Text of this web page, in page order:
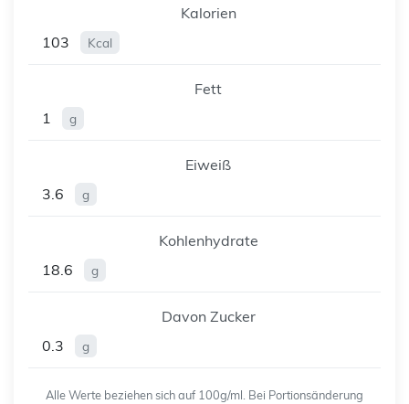
Kalorien
103
Kcal
Fett
1
g
Eiweiß
3.6
g
Kohlenhydrate
18.6
g
Davon Zucker
0.3
g
Alle Werte beziehen sich auf 100g/ml. Bei Portionsänderung